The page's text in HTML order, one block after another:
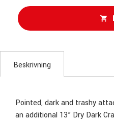
Beskrivning
Pointed, dark and trashy
an additional 13” Dry Dark